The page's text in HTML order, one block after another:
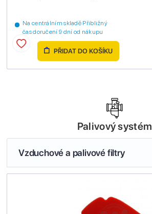
Na centrálním skladě Přibližný
čas doručení 9 dní od nákupu
PŘIDAT DO KOŠÍKU
Palivový systém
Vzduchové a palivové filtry